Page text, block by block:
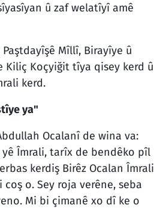
û zaf welatîyî amê
Mîllî, Birayîye û
Kiliç Koçyiğit tîya qisey kerd û
kerd.
ya"
Ocalanî de wina va:
yê Îmrali, tarîx de bendêko pîl
kerdiş Birêz Ocalan Îmrali
o. Sey roja verêne, seba
Mi bi çimanê xo dî ke o